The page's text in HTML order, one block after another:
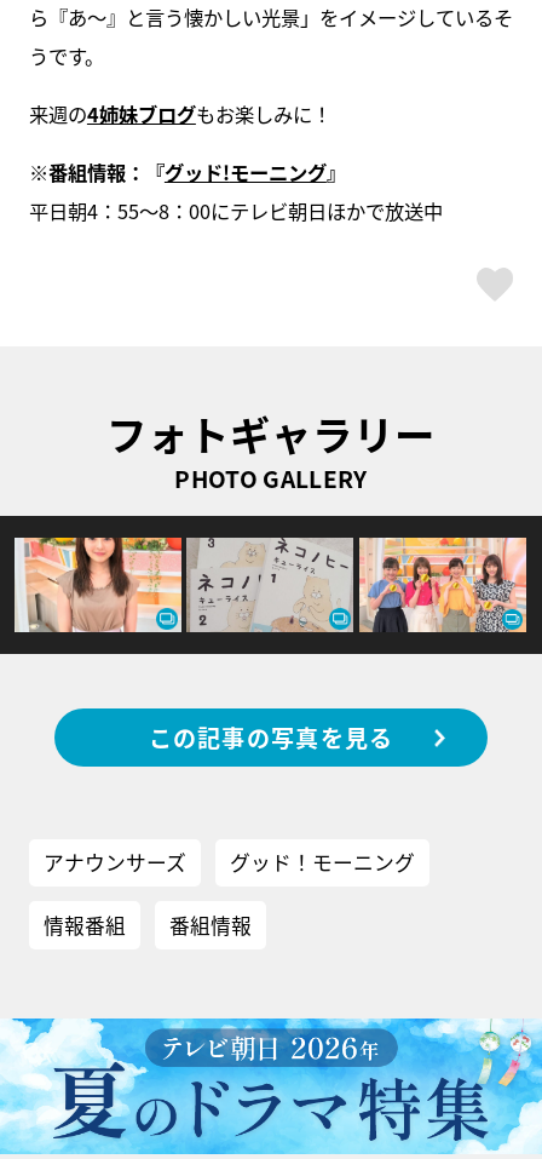
ら『あ〜』と言う懐かしい光景」をイメージしているそ
うです。
来週の4姉妹ブログもお楽しみに！
※番組情報：『グッド!モーニング』
平日朝4：55～8：00にテレビ朝日ほかで放送中
フォトギャラリー
PHOTO GALLERY
この記事の写真を見る
アナウンサーズ グッド！モーニング
情報番組 番組情報